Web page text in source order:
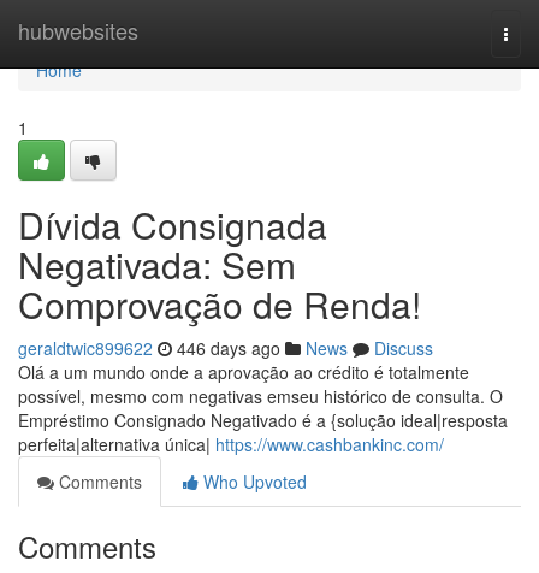
hubwebsites
Home
Home
1
Dívida Consignada
Negativada: Sem
Comprovação de Renda!
geraldtwic899622 446 days ago News
Discuss
Olá a um mundo onde a aprovação ao crédito é totalmente
possível, mesmo com negativas emseu histórico de consulta. O
Empréstimo Consignado Negativado é a {solução ideal|resposta
perfeita|alternativa única| https://www.cashbankinc.com/
Comments
Who Upvoted
Comments